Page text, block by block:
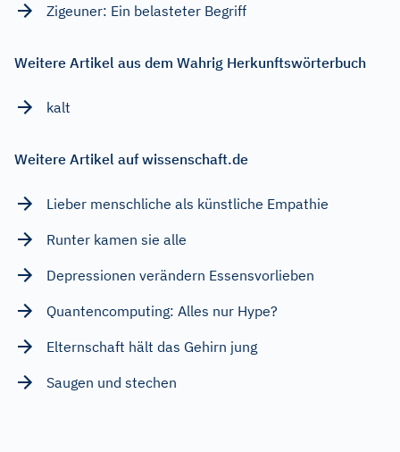
Zigeuner: Ein belasteter Begriff
Weitere Artikel aus dem Wahrig Herkunftswörterbuch
kalt
Weitere Artikel auf wissenschaft.de
Lieber menschliche als künstliche Empathie
Runter kamen sie alle
Depressionen verändern Essensvorlieben
Quantencomputing: Alles nur Hype?
Elternschaft hält das Gehirn jung
Saugen und stechen